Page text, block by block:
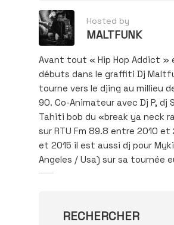
Hosted by
MALTFUNK
Avant tout « Hip Hop Addict »
débuts dans le graffiti Dj
tourne vers le djing au millieu
90. Co-Animateur avec Dj P, dj
Tahiti bob du «break ya neck
sur RTU Fm 89.8 entre 2010 et
et 2015 il est aussi dj pour
Angeles / Usa) sur sa tournée
RECHERCHER